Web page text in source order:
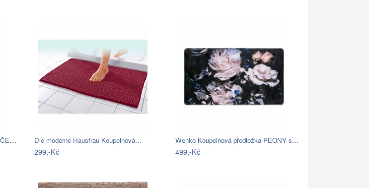
TORO KELÍMEK NA ZUBNÍ KARTÁČEK, PLAST Die moderne Hausfrau Koupelnová…
299,-Kč
Wenko Koupelnová předložka PEONY s…
499,-Kč